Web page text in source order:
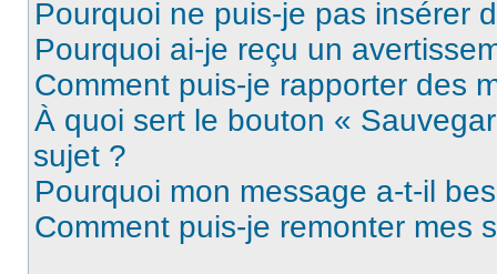
Pourquoi ne puis-je pas insérer
Pourquoi ai-je reçu un
Comment puis-je rapporter des
À quoi sert le bouton «
sujet ?
Pourquoi mon message a-t-il
Comment puis-je remonter mes